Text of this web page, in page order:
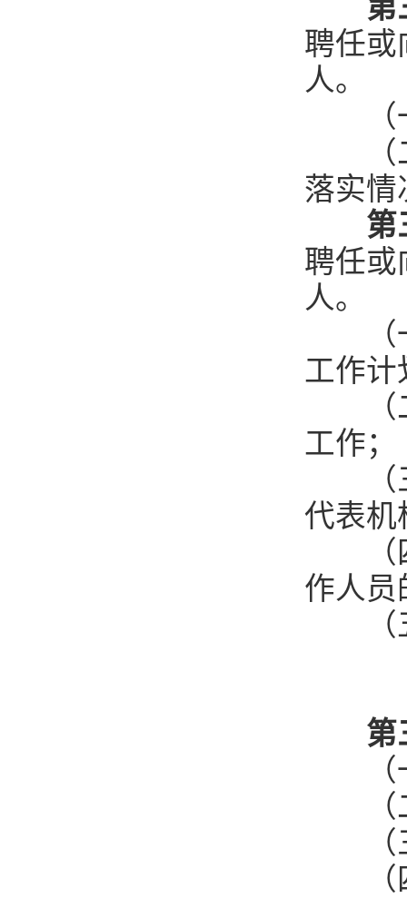
第
聘任或
人。
（一
（二
落实情
第
聘任或
人。
（一
工作计
（二
工作；
（三
代表机
（四
作人员
（五
第
（一
（二
（三
（四